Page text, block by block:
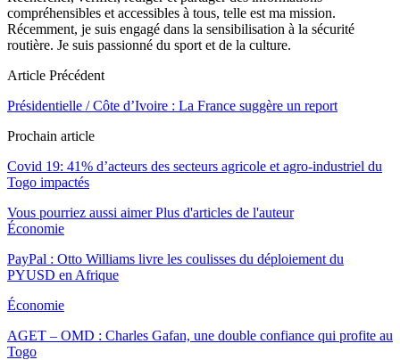
compréhensibles et accessibles à tous, telle est ma mission.
Récemment, je suis engagé dans la sensibilisation à la sécurité
routière. Je suis passionné du sport et de la culture.
Article Précédent
Présidentielle / Côte d’Ivoire : La France suggère un report
Prochain article
Covid 19: 41% d’acteurs des secteurs agricole et agro-industriel du
Togo impactés
Vous pourriez aussi aimer Plus d'articles de l'auteur
Économie
PayPal : Otto Williams livre les coulisses du déploiement du
PYUSD en Afrique
Économie
AGET – OMD : Charles Gafan, une double confiance qui profite au
Togo